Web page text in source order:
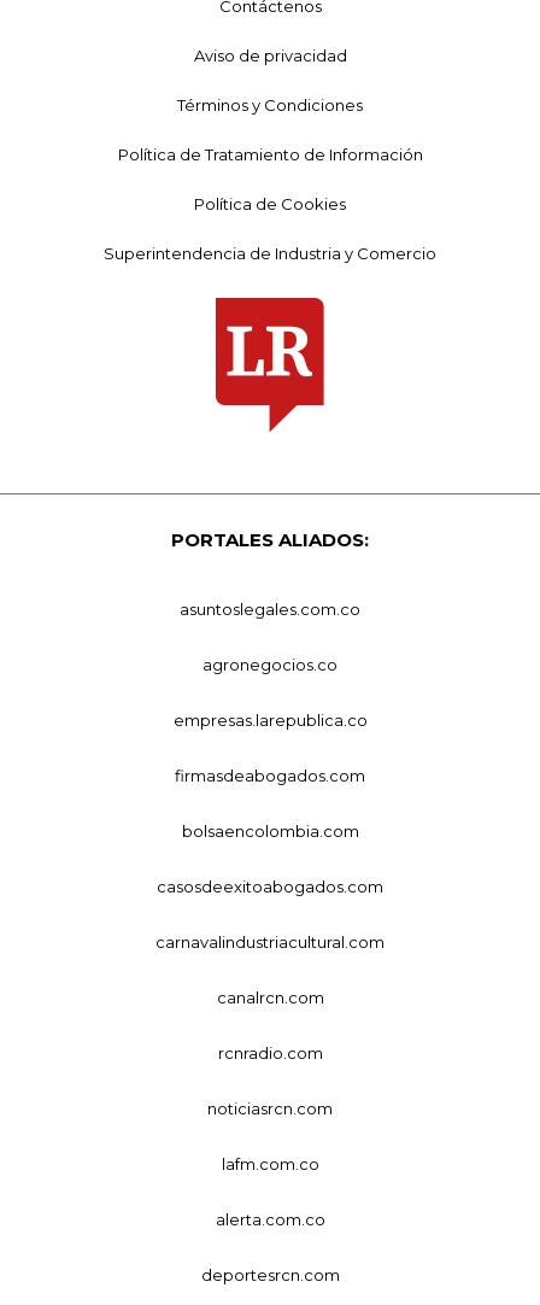
Contáctenos
Aviso de privacidad
Términos y Condiciones
Política de Tratamiento de Información
Política de Cookies
Superintendencia de Industria y Comercio
PORTALES ALIADOS:
asuntoslegales.com.co
agronegocios.co
empresas.larepublica.co
firmasdeabogados.com
bolsaencolombia.com
casosdeexitoabogados.com
carnavalindustriacultural.com
canalrcn.com
rcnradio.com
noticiasrcn.com
lafm.com.co
alerta.com.co
deportesrcn.com